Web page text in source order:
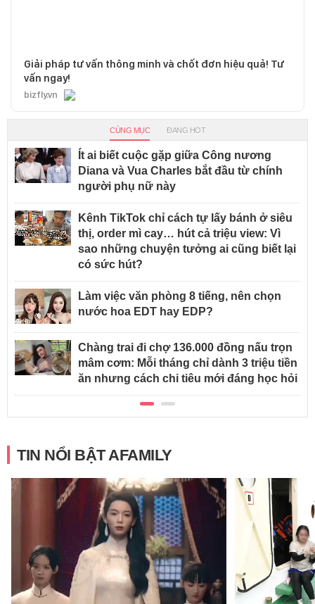
Giải pháp tư vấn thông minh và chốt đơn hiệu quả! Tư
vấn ngay!
bizfly.vn
CÙNG MỤC ĐANG HOT
Ít ai biết cuộc gặp giữa Công nương
Diana và Vua Charles bắt đầu từ chính
người phụ nữ này
Kênh TikTok chỉ cách tự lấy bánh ở siêu
thị, order mì cay… hút cả triệu view: Vì
sao những chuyện tưởng ai cũng biết lại
có sức hút?
Làm việc văn phòng 8 tiếng, nên chọn
nước hoa EDT hay EDP?
Chàng trai đi chợ 136.000 đồng nấu trọn
mâm cơm: Mỗi tháng chỉ dành 3 triệu tiền
ăn nhưng cách chi tiêu mới đáng học hỏi
TIN NỔI BẬT AFAMILY